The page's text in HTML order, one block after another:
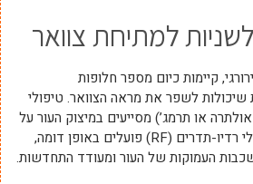
למתיחת צוואר
קיימות כיום מספר חלופות
שיכולות לשפר את מראה הצוואר. טיפולי
או תרמג’) מסייעים במיצוק העור על
ידי גירוי ייצור הקולגן. טיפולי רדיו-תדרים (RF) פועלים באופן דומה,
העמוקות של העור ומעודד התחדשות.